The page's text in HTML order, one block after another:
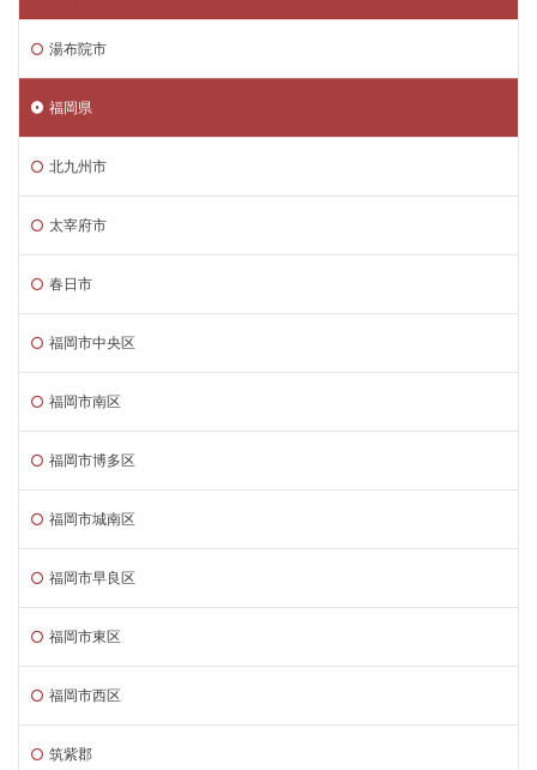
湯布院市
福岡県
北九州市
太宰府市
春日市
福岡市中央区
福岡市南区
福岡市博多区
福岡市城南区
福岡市早良区
福岡市東区
福岡市西区
筑紫郡